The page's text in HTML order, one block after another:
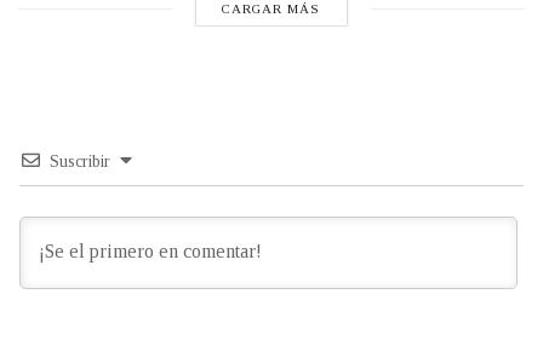
CARGAR MÁS
Suscribir